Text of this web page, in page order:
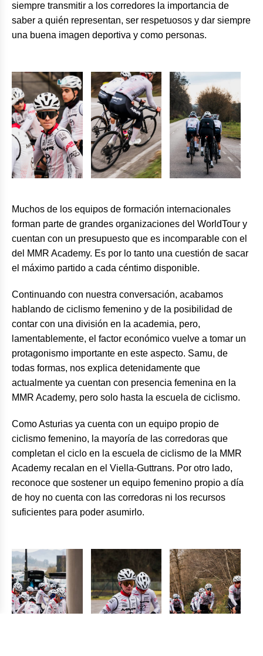
siempre transmitir a los corredores la importancia de
saber a quién representan, ser respetuosos y dar siempre
una buena imagen deportiva y como personas.
Muchos de los equipos de formación internacionales
forman parte de grandes organizaciones del WorldTour y
cuentan con un presupuesto que es incomparable con el
del MMR Academy. Es por lo tanto una cuestión de sacar
el máximo partido a cada céntimo disponible.
Continuando con nuestra conversación, acabamos
hablando de ciclismo femenino y de la posibilidad de
contar con una división en la academia, pero,
lamentablemente, el factor económico vuelve a tomar un
protagonismo importante en este aspecto. Samu, de
todas formas, nos explica detenidamente que
actualmente ya cuentan con presencia femenina en la
MMR Academy, pero solo hasta la escuela de ciclismo.
Como Asturias ya cuenta con un equipo propio de
ciclismo femenino, la mayoría de las corredoras que
completan el ciclo en la escuela de ciclismo de la MMR
Academy recalan en el Viella-Guttrans. Por otro lado,
reconoce que sostener un equipo femenino propio a día
de hoy no cuenta con las corredoras ni los recursos
suficientes para poder asumirlo.